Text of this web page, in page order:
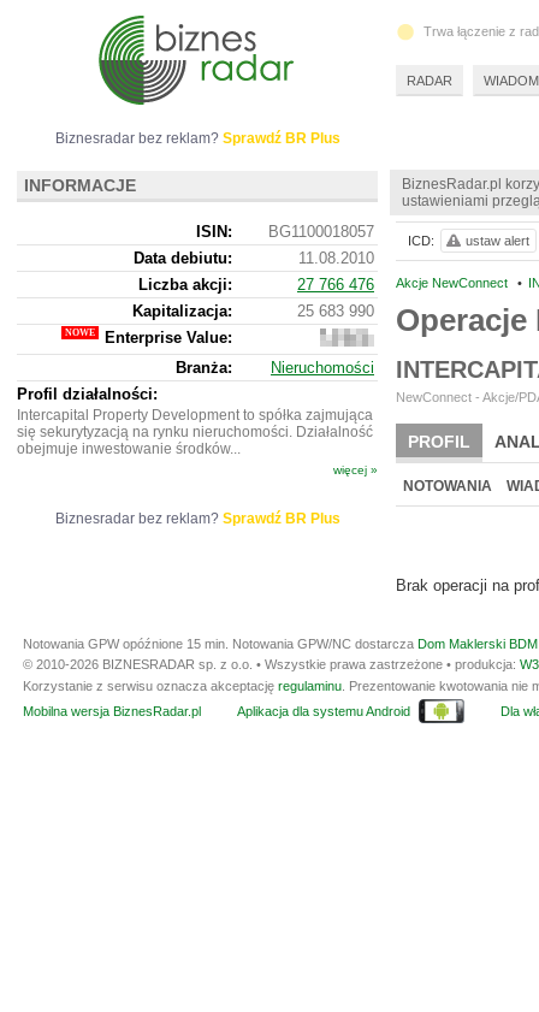
BiznesRadar.pl
ustawieniami
Akcje NewConnect •
Operacje
NewConnect - Akcje/
PROFIL
BR LAB
NOTOWANIA
Brak operacji na
ICD: ustaw alert
Biznesradar bez reklam? Sprawdź BR Plus
INFORMACJE
ISIN:
BG1100018057
Data debiutu:
11.08.2010
Liczba akcji:
27 766 476
Kapitalizacja:
25 683 990
Enterprise Value:
908
605
Branża:
Nieruchomości
Profil działalności:
Intercapital Property Development to spółka zajmująca
się sekurytyzacją na rynku nieruchomości. Działalność
obejmuje inwestowanie środków...
więcej »
Biznesradar bez reklam? Sprawdź BR Plus
Trwa łączenie z
RADAR
Notowania GPW opóźnione 15 min. Notowania GPW/NC dostarcza Dom Maklerski
© 2010-2026 BIZNESRADAR sp. z o.o. • Wszystkie prawa zastrzeżone • produkcja:
Korzystanie z serwisu oznacza akceptację regulaminu . Prezentowanie kwotowania
Mobilna wersja BiznesRadar.pl
Aplikacja dla systemu Android Dla